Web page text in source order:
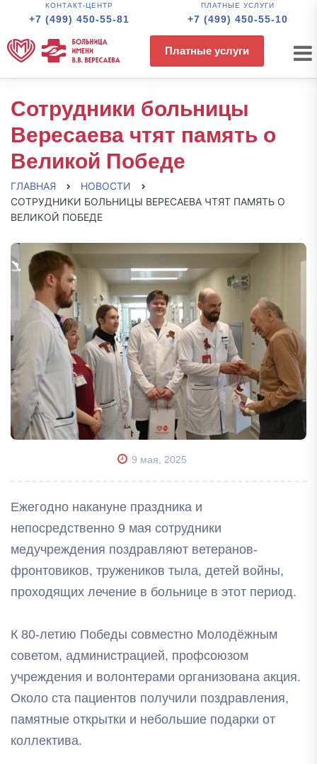
КОНТАКТ-ЦЕНТР
+7 (499) 450-55-81
ПЛАТНЫЕ УСЛУГИ
+7 (499) 450-55-10
Платные услуги
Сотрудники больницы
Вересаева чтят память о
Великой Победе
ГЛАВНАЯ
НОВОСТИ
СОТРУДНИКИ БОЛЬНИЦЫ ВЕРЕСАЕВА ЧТЯТ ПАМЯТЬ О
ВЕЛИКОЙ ПОБЕДЕ
9 мая, 2025
Ежегодно накануне праздника и
непосредственно 9 мая сотрудники
медучреждения поздравляют ветеранов-
фронтовиков, тружеников тыла, детей войны,
проходящих лечение в больнице в этот период.
К 80-летию Победы совместно Молодёжным
советом, администрацией, профсоюзом
учреждения и волонтерами организована акция.
Около ста пациентов получили поздравления,
памятные открытки и небольшие подарки от
коллектива.